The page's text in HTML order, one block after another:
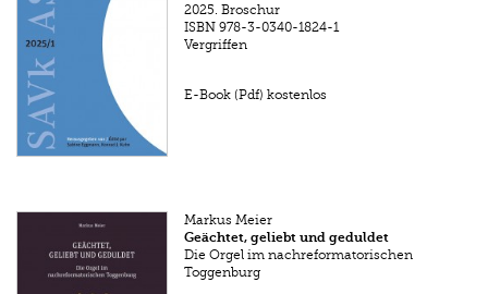
2025. Broschur
ISBN 978-3-0340-1824-1
Vergriffen
E-Book (Pdf) kostenlos
Markus Meier
Geächtet, geliebt und geduldet
Die Orgel im nachreformatorischen
Toggenburg